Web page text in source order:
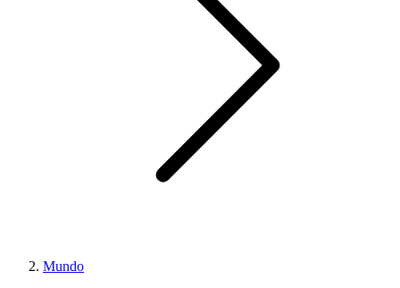
Mundo